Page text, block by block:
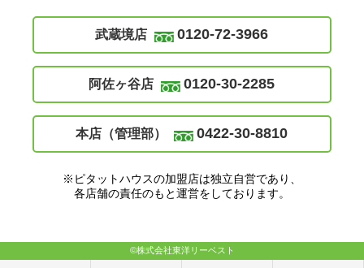
武蔵境店 0120-72-3966
阿佐ヶ谷店 0120-30-2285
本店（管理部） 0422-30-8810
※ピタットハウスの加盟店は独立自営であり、
各店舗の責任のもと運営をしております。
©株式会社東洋リーベスト